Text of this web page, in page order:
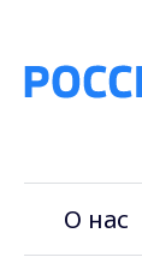
О нас